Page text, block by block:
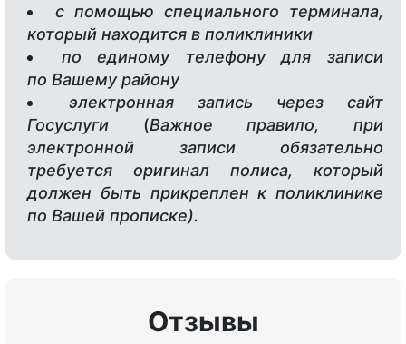
с помощью специального терминала,
который находится в поликлиники
по единому телефону для записи
по Вашему району
электронная запись через сайт
Госуслуги (Важное правило, при
электронной записи обязательно
требуется оригинал полиса, который
должен быть прикреплен к поликлинике
по Вашей прописке).
Отзывы